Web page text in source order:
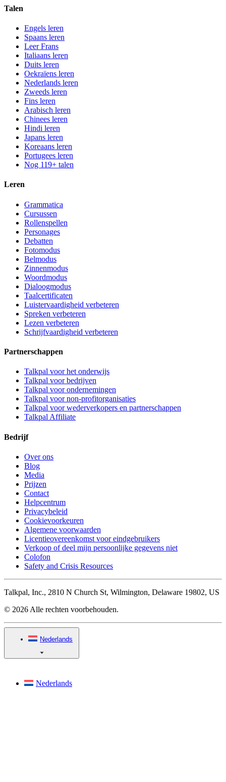
Talen
Engels leren
Spaans leren
Leer Frans
Italiaans leren
Duits leren
Oekraïens leren
Nederlands leren
Zweeds leren
Fins leren
Arabisch leren
Chinees leren
Hindi leren
Japans leren
Koreaans leren
Portugees leren
Nog 119+ talen
Leren
Grammatica
Cursussen
Rollenspellen
Personages
Debatten
Fotomodus
Belmodus
Zinnenmodus
Woordmodus
Dialoogmodus
Taalcertificaten
Luistervaardigheid verbeteren
Spreken verbeteren
Lezen verbeteren
Schrijfvaardigheid verbeteren
Partnerschappen
Talkpal voor het onderwijs
Talkpal voor bedrijven
Talkpal voor ondernemingen
Talkpal voor non-profitorganisaties
Talkpal voor wederverkopers en partnerschappen
Talkpal Affiliate
Bedrijf
Over ons
Blog
Media
Prijzen
Contact
Helpcentrum
Privacybeleid
Cookievoorkeuren
Algemene voorwaarden
Licentieovereenkomst voor eindgebruikers
Verkoop of deel mijn persoonlijke gegevens niet
Colofon
Safety and Crisis Resources
Talkpal, Inc., 2810 N Church St, Wilmington, Delaware 19802, US
© 2026 Alle rechten voorbehouden.
Nederlands
Nederlands